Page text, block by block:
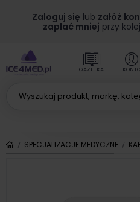
Zaloguj się lub załóż
zapłać mniej przy
GAZETKA KONTO
SPECJALIZACJE MEDYCZNE